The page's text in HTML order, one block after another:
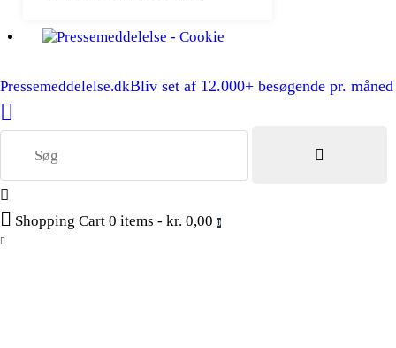
Pressemeddelelse.dkBliv set af 12.000+ besøgende pr. måned
Shopping Cart 0 items - kr. 0,00 0